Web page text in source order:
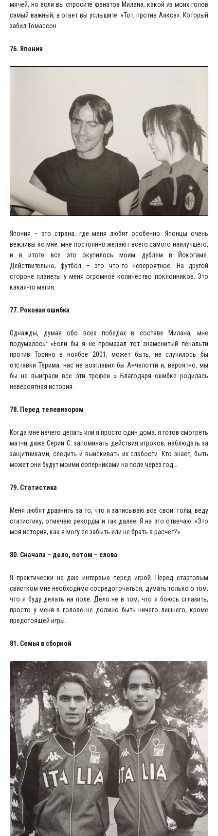
мячей, но если вы спросите фанатов Милана, какой из моих голов
самый важный, в ответ вы услышите: «Тот, против Аякса». Который
забил Томассон…
76. Япония
Япония – это страна, где меня любят особенно. Японцы очень
вежливы ко мне, мне постоянно желают всего самого наилучшего,
и в итоге все это окупилось моим дублем в Йокогаме.
Действительно, футбол – это что-то невероятное. На другой
стороне планеты у меня огромное количество поклонников. Это
какая-то магия.
77. Роковая ошибка
Однажды, думая обо всех победах в составе Милана, мне
подумалось: «Если бы я не промазал тот знаменитый пенальти
против Торино в ноябре 2001, может быть, не случилось бы
отставки Терима, нас не возглавил бы Анчелотти и, вероятно, мы
бы не выиграли все эти трофеи…» Благодаря ошибке родилась
невероятная история.
78. Перед телевизором
Когда мне нечего делать или я просто один дома, я готов смотреть
матчи даже Серии С: запоминать действия игроков, наблюдать за
защитниками, следить и выискивать их слабости. Кто знает, быть
может они будут моими соперниками на поле через год…
79. Статистика
Меня любят дразнить за то, что я записываю все свои голы, веду
статистику, отмечаю рекорды и так далее. Я на это отвечаю: «Это
моя история, как я могу ее забыть или не брать в расчет?»
80. Сначала – дело, потом – слова
Я практически не даю интервью перед игрой. Перед стартовым
свистком мне необходимо сосредоточиться, думать только о том,
что я буду делать на поле. Дело не в том, что я боюсь сглазить,
просто у меня в голове не должно быть ничего лишнего, кроме
предстоящей игры.
81. Семья в сборной